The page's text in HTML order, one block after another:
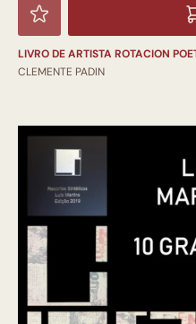
LIVRO DE ARTISTA ROTACION
CLEMENTE PADIN